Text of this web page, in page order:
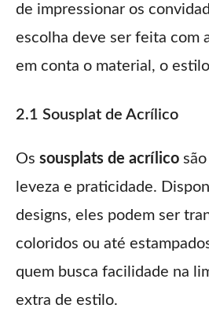
de impressionar os
escolha deve ser feita com
em conta o material, o
2.1 Sousplat de Acrílico
Os sousplats de acrílico
leveza e praticidade.
designs, eles podem ser
coloridos ou até
quem busca facilidade na
extra de estilo.